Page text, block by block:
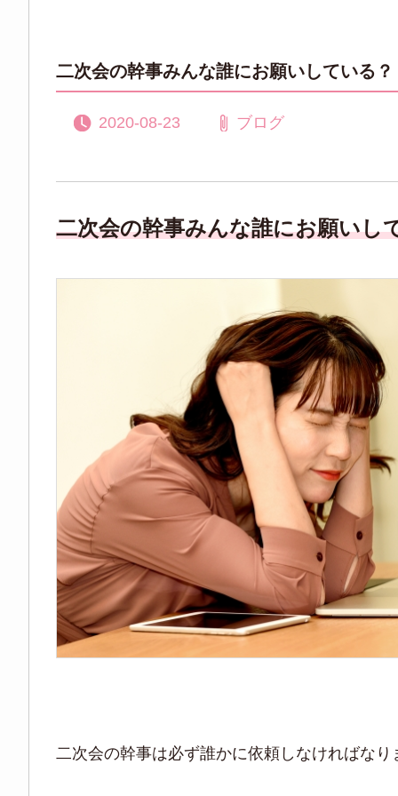
二次会の幹事みんな誰にお願いしている？
2020-08-23 ブログ
二次会の幹事みんな誰にお願いし
二次会の幹事は必ず誰かに依頼しなければなり